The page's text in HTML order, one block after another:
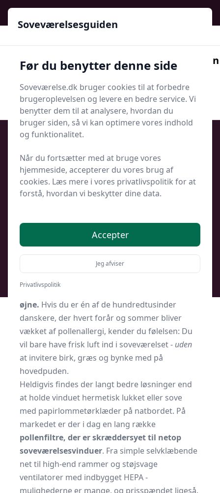
Soveværelsesguiden
Søg nu
Søg nu
Udgivet i Tips og Produkter
8 pollenfiltre til
soveværelsesvinduer
AfSoveværelse.dk 10. januar 2026
Nysende nætter, løbende næse og kløende
øjne. Hvis du er én af de hundredtusinder
danskere, der hvert forår og sommer bliver
vækket af pollenallergi, kender du følelsen: Du
vil bare have frisk luft ind i soveværelset - uden
at invitere birk, græs og bynke med på
hovedpuden.
Heldigvis findes der langt bedre løsninger end
at holde vinduet hermetisk lukket eller sove
med papirlommetørklæder på natbordet. På
markedet er der i dag en lang række
pollenfiltre, der er skræddersyet til netop
soveværelsesvinduer. Fra simple selvklæbende
net til high-end rammer og støjsvage
ventilatorer med indbygget HEPA -
mulighederne er mange, og prisspændet ligeså.
Soveværelsesguiden
Før du benytter denne side
Soveværelse.dk bruger cookies til at forbedre
brugeroplevelsen og levere en bedre service. Vi
benytter dem til at analysere, hvordan du
bruger siden, så vi kan optimere vores indhold
og funktionalitet.
Når du fortsætter med at bruge vores
hjemmeside, accepterer du vores brug af
cookies. Læs mere i vores privatlivspolitik for at
forstå, hvordan vi beskytter dine data.
Accepter
Jeg afviser
Privatlivspolitik